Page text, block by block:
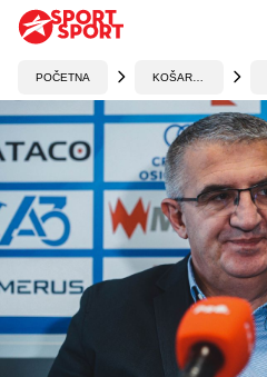
POČETNA